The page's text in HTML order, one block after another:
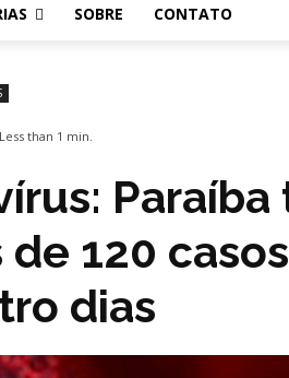
SOBRE CONTATO
Less than 1 min.
120
dias